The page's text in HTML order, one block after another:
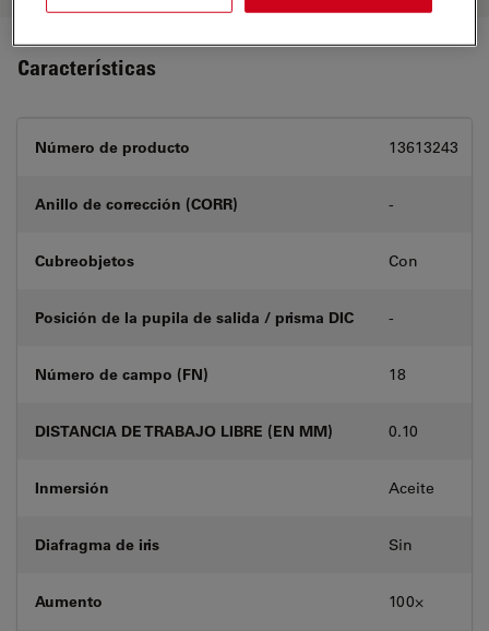
Características
Número de producto 13613243
Anillo de corrección (CORR) -
Cubreobjetos Con
Posición de la pupila de salida / prisma DIC -
Número de campo (FN) 18
DISTANCIA DE TRABAJO LIBRE (EN MM) 0.10
Inmersión Aceite
Diafragma de iris Sin
Aumento 100⨉